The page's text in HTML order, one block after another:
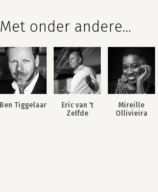
Met onder andere...
Ben Tiggelaar
Eric van 't
Zelfde
Mireille
Ollivieira